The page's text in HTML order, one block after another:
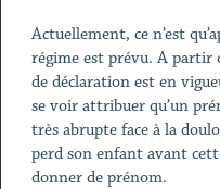
Actuellement, ce n’est
régime est prévu. A partir
de déclaration est en
se voir attribuer qu’un
très abrupte face à la
perd son enfant avant
donner de prénom.